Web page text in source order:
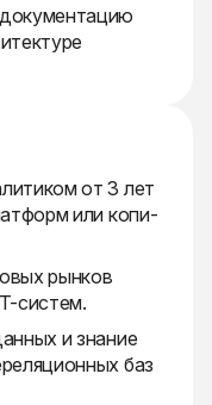
от 3 лет
или копи-
рынков
систем.
и знание
баз